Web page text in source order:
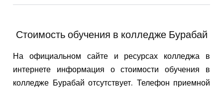
Стоимость обучения в колледже Бурабай
На официальном сайте и ресурсах колледжа в
интернете информация о стоимости обучения в
колледже Бурабай отсутствует. Телефон приемной